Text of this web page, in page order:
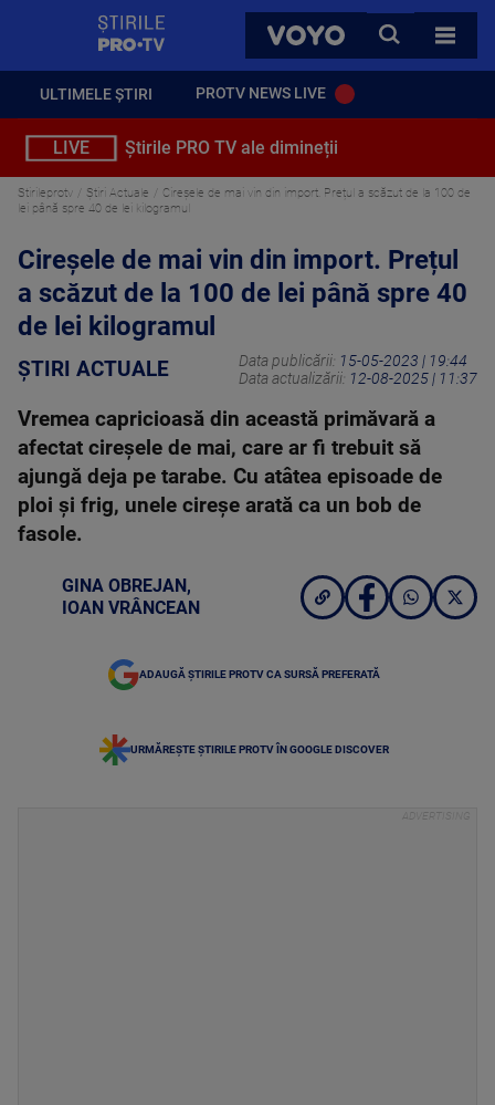
VOYO
CAUTA
TOATE
ULTIMELE ȘTIRI PROTV NEWS LIVE
LIVE Știrile PRO TV ale dimineții
Stirileprotv Știri Actuale
Cireșele de mai vin din import. Prețul a scăzut de la 100 de
lei până spre 40 de lei kilogramul
Cireșele de mai vin din import. Prețul
a scăzut de la 100 de lei până spre 40
de lei kilogramul
ȘTIRI ACTUALE Data publicării: 15-05-2023 | 19:44
Data actualizării: 12-08-2025 | 11:37
Vremea capricioasă din această primăvară a
afectat cireșele de mai, care ar fi trebuit să
ajungă deja pe tarabe. Cu atâtea episoade de
ploi și frig, unele cireșe arată ca un bob de
fasole.
GINA OBREJAN,
IOAN VRÂNCEAN
ADAUGĂ ȘTIRILE PROTV CA SURSĂ PREFERATĂ
URMĂREȘTE ȘTIRILE PROTV ÎN GOOGLE DISCOVER